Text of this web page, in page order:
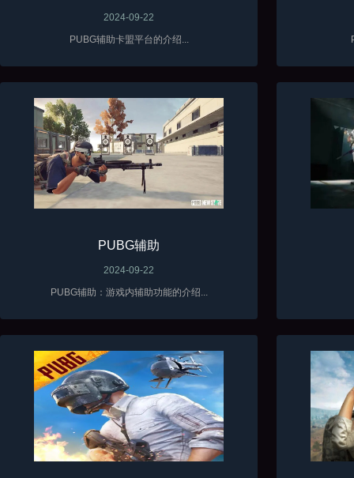
2024-09-22
PUBG辅助卡盟平台的介绍...
PUBG辅助
2024-09-22
PUBG辅助：游戏内辅助功能的介绍...